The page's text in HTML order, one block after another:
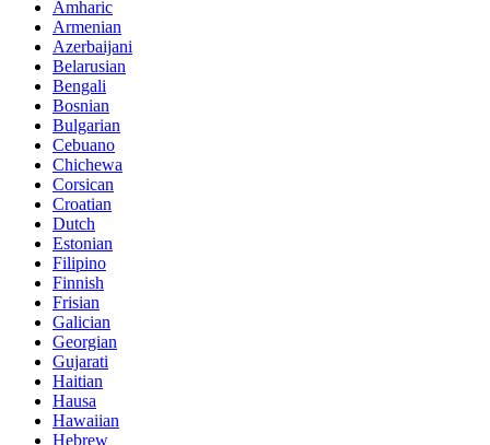
Amharic
Armenian
Azerbaijani
Belarusian
Bengali
Bosnian
Bulgarian
Cebuano
Chichewa
Corsican
Croatian
Dutch
Estonian
Filipino
Finnish
Frisian
Galician
Georgian
Gujarati
Haitian
Hausa
Hawaiian
Hebrew